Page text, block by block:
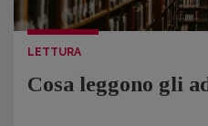
LETTURA
Cosa leggono gli